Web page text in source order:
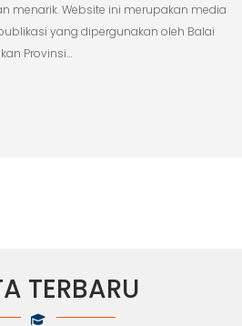
menarik. Website ini merupakan media
yang dipergunakan oleh Balai
Provinsi…
TERBARU